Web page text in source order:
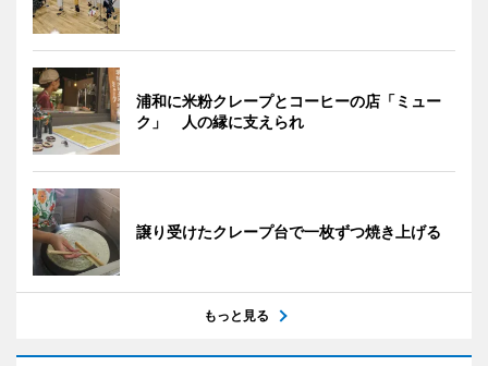
浦和に米粉クレープとコーヒーの店「ミュー
ク」 人の縁に支えられ
譲り受けたクレープ台で一枚ずつ焼き上げる
もっと見る